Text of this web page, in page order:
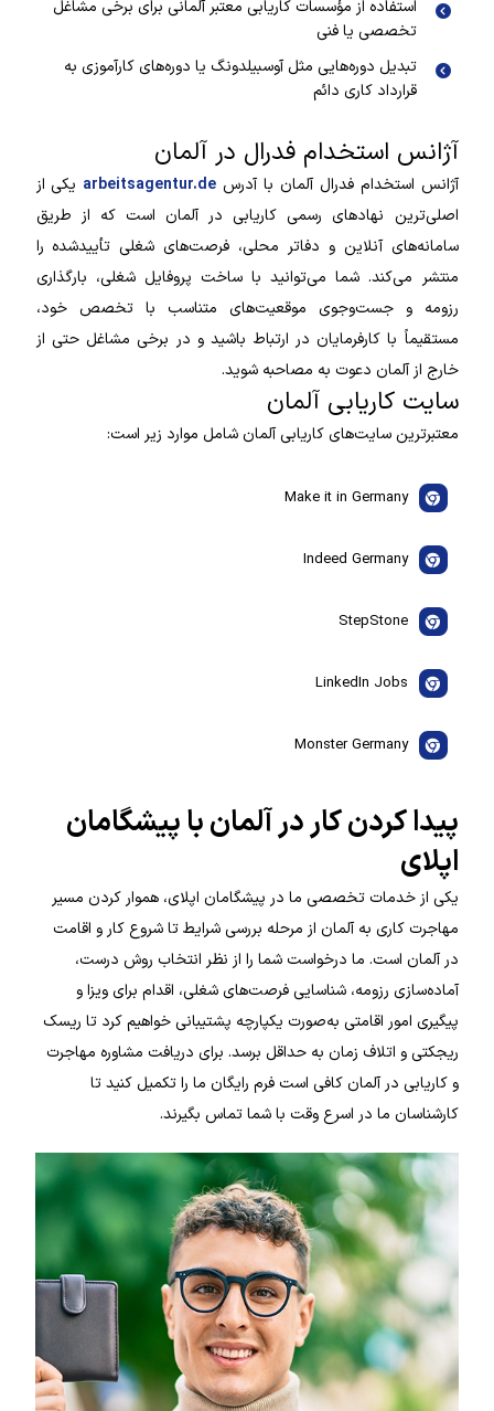
استفاده از مؤسسات کاریابی معتبر آلمانی برای برخی مشاغل
تخصصی یا فنی
تبدیل دوره‌هایی مثل آوسبیلدونگ یا دوره‌های کارآموزی به
قرارداد کاری دائم
آژانس استخدام فدرال در آلمان
آژانس استخدام فدرال آلمان با آدرس arbeitsagentur.de یکی از
اصلی‌ترین نهادهای رسمی کاریابی در آلمان است که از طریق
سامانه‌های آنلاین و دفاتر محلی، فرصت‌های شغلی تأییدشده را
منتشر می‌کند. شما می‌توانید با ساخت پروفایل شغلی، بارگذاری
رزومه و جست‌وجوی موقعیت‌های متناسب با تخصص خود،
مستقیماً با کارفرمایان در ارتباط باشید و در برخی مشاغل حتی از
خارج از آلمان دعوت به مصاحبه شوید.
سایت کاریابی آلمان
معتبرترین سایت‌های کاریابی آلمان شامل موارد زیر است:
Make it in Germany
Indeed Germany
StepStone
LinkedIn Jobs
Monster Germany
پیدا کردن کار در آلمان با پیشگامان
اپلای
یکی از خدمات تخصصی ما در پیشگامان اپلای، هموار کردن مسیر
مهاجرت کاری به آلمان از مرحله بررسی شرایط تا شروع کار و اقامت
در آلمان است. ما درخواست شما را از نظر انتخاب روش درست،
آماده‌سازی رزومه، شناسایی فرصت‌های شغلی، اقدام برای ویزا و
پیگیری امور اقامتی به‌صورت یکپارچه پشتیبانی خواهیم کرد تا ریسک
ریجکتی و اتلاف زمان به حداقل برسد. برای دریافت مشاوره مهاجرت
و کاریابی در آلمان کافی است فرم رایگان ما را تکمیل کنید تا
کارشناسان ما در اسرع وقت با شما تماس بگیرند.